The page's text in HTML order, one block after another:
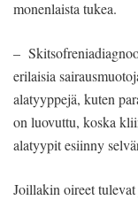
monenlaista tukea.
–
erilaisia
alatyyppejä, kuten
on luovuttu, koska
alatyypit esiinny
Joillakin oireet